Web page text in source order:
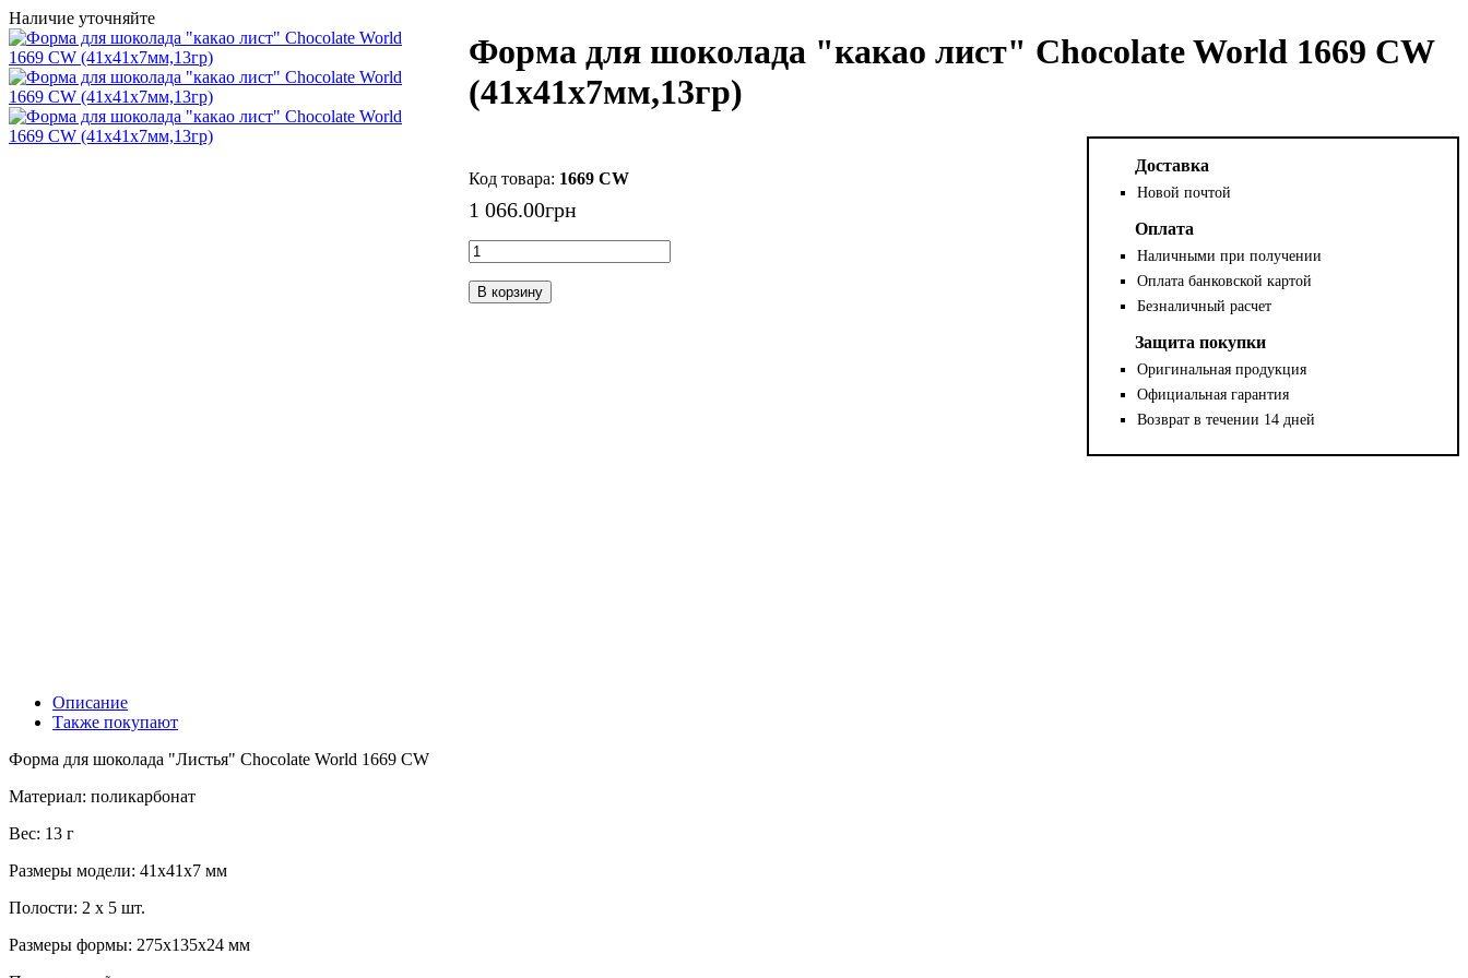
Наличие уточняйте
Форма для шоколада "какао лист" Chocolate World 1669 CW
(41x41x7мм,13гр)
1669 CW
1 066.00грн
В корзину
Доставка
Новой почтой
Оплата
Наличными при получении
Оплата банковской картой
Безналичный расчет
Защита покупки
Оригинальная продукция
Официальная гарантия
Возврат в течении 14 дней
Описание
Также покупают
Форма для шоколада "Листья" Chocolate World 1669 CW
Материал: поликарбонат
Вес: 13 г
Размеры модели: 41x41x7 мм
Полости: 2 x 5 шт.
Размеры формы: 275x135x24 мм